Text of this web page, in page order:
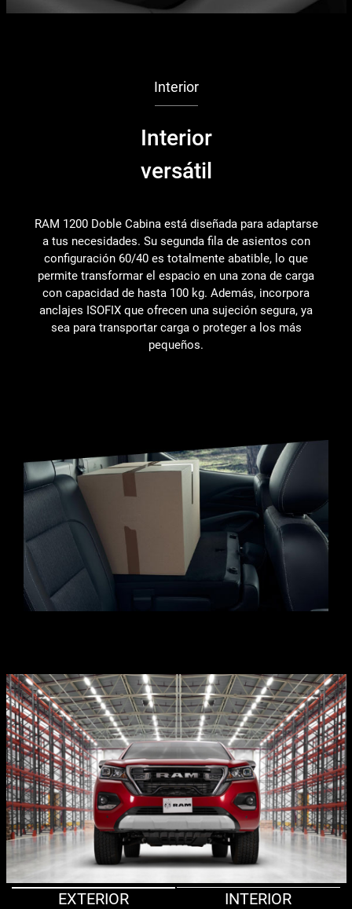
Interior
Interior
versátil
RAM 1200 Doble Cabina está diseñada para adaptarse
a tus necesidades. Su segunda fila de asientos con
configuración 60/40 es totalmente abatible, lo que
permite transformar el espacio en una zona de carga
con capacidad de hasta 100 kg. Además, incorpora
anclajes ISOFIX que ofrecen una sujeción segura, ya
sea para transportar carga o proteger a los más
pequeños.
EXTERIOR INTERIOR